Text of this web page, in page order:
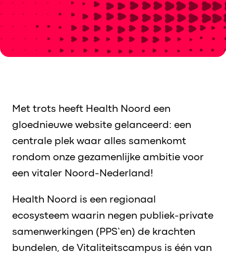
Met trots heeft Health Noord een
gloednieuwe website gelanceerd: een
centrale plek waar alles samenkomt
rondom onze gezamenlijke ambitie voor
een vitaler Noord-Nederland!
Health Noord is een regionaal
ecosysteem waarin negen publiek-private
samenwerkingen (PPS’en) de krachten
bundelen, de Vitaliteitscampus is één van